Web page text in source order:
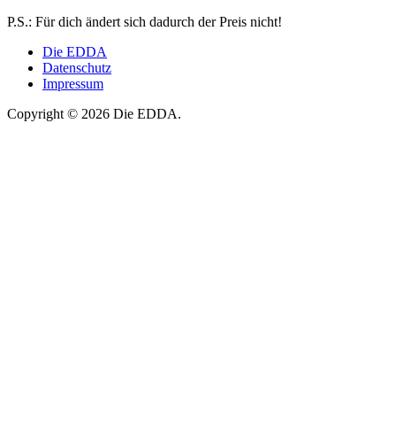
P.S.: Für dich ändert sich dadurch der Preis nicht!
Die EDDA
Datenschutz
Impressum
Copyright © 2026 Die EDDA.